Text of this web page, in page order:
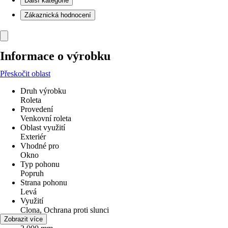
Zákaznická hodnocení
Informace o výrobku
Přeskočit oblast
Druh výrobku
Roleta
Provedení
Venkovní roleta
Oblast využití
Exteriér
Vhodné pro
Okno
Typ pohonu
Popruh
Strana pohonu
Levá
Využití
Clona, Ochrana proti slunci
Šířka
Zobrazit více